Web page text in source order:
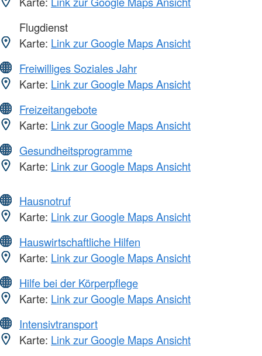
Flugdienst
Karte: Link zur Google Maps Ansicht
Freiwilliges Soziales Jahr
Karte: Link zur Google Maps Ansicht
Freizeitangebote
Karte: Link zur Google Maps Ansicht
Gesundheitsprogramme
Karte: Link zur Google Maps Ansicht
Hausnotruf
Karte: Link zur Google Maps Ansicht
Hauswirtschaftliche Hilfen
Karte: Link zur Google Maps Ansicht
Hilfe bei der Körperpflege
Karte: Link zur Google Maps Ansicht
Intensivtransport
Karte: Link zur Google Maps Ansicht